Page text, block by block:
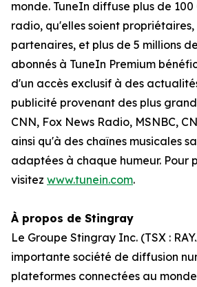
monde. TuneIn diffuse plus de
radio, qu'elles soient
partenaires, et plus de 5 millions
abonnés à TuneIn Premium
d'un accès exclusif à des
publicité provenant des plus
CNN, Fox News Radio, MSNBC,
ainsi qu'à des chaînes musicales
adaptées à chaque humeur. Pour
visitez www.tunein.com.
À propos de Stingray
Le Groupe Stingray Inc. (TSX :
importante société de diffusion
plateformes connectées au